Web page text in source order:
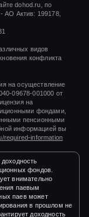
dohod.ru, по
АО Актив: 199178,
видов
конфликта
на осуществление
09678-001000 от
на
фондами,
пенсионными
информацией вы
required-information
фондов.
внимательно
паевым
паев может
в прошлом не
доходность